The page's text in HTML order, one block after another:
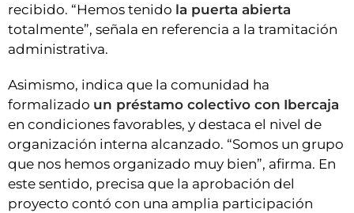
recibido. “Hemos tenido la puerta abierta
totalmente”, señala en referencia a la tramitación
administrativa.
Asimismo, indica que la comunidad ha
formalizado un préstamo colectivo con Ibercaja
en condiciones favorables, y destaca el nivel de
organización interna alcanzado. “Somos un grupo
que nos hemos organizado muy bien”, afirma. En
este sentido, precisa que la aprobación del
proyecto contó con una amplia participación